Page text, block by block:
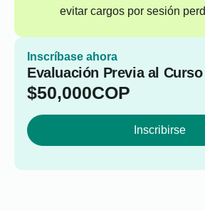
evitar cargos por sesión
Inscríbase ahora
Evaluación Previa al
$50,000COP
Inscribirse